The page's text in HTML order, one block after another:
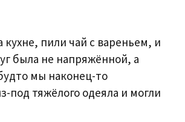
пили чай с вареньем, и
была не напряжённой, а
мы наконец-то
под тяжёлого одеяла и могли